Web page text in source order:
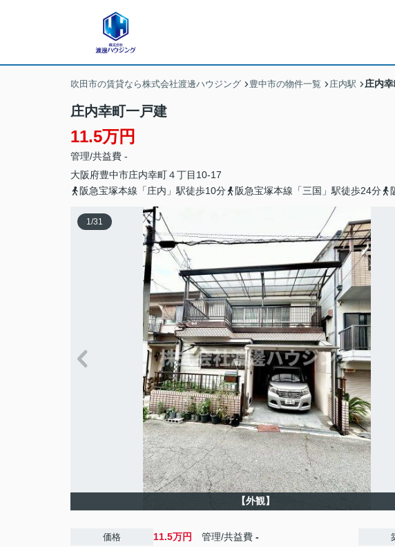
吹田市の賃貸なら株式会社渡邊ハウジング 豊中市の物件一覧 庄内駅 庄内
庄内幸町一戸建
11.5万円
管理/共益費 -
大阪府豊中市庄内幸町４丁目10-17
阪急宝塚本線「庄内」駅徒歩10分
阪急宝塚本線「三国」駅徒歩24分
1/31
【外観】
価格 11.5万円 管理/共益費 -